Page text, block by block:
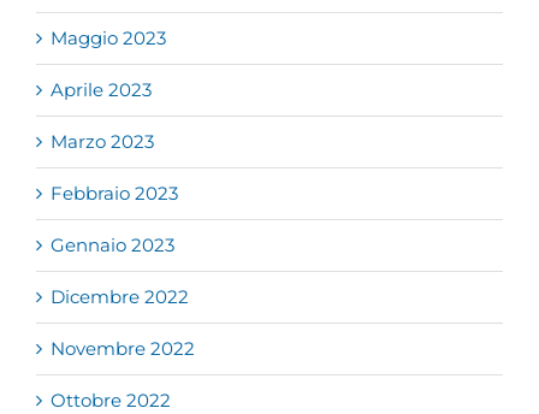
Maggio 2023
Aprile 2023
Marzo 2023
Febbraio 2023
Gennaio 2023
Dicembre 2022
Novembre 2022
Ottobre 2022